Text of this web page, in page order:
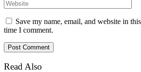
Save my name, email, and website in
time I comment.
Read Also